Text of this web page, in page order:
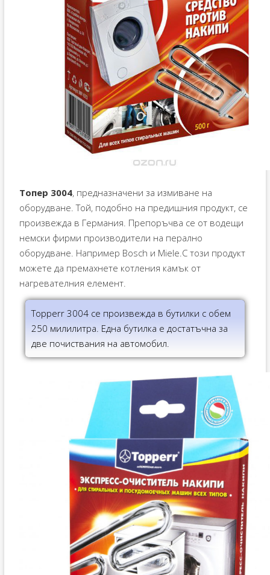
Топер 3004, предназначени за измиване на
оборудване. Той, подобно на предишния продукт, се
произвежда в Германия. Препоръчва се от водещи
немски фирми производители на перално
оборудване. Например Bosch и Miele.С този продукт
можете да премахнете котления камък от
нагревателния елемент.
Topperr 3004 се произвежда в бутилки с обем
250 милилитра. Една бутилка е достатъчна за
две почиствания на автомобил.